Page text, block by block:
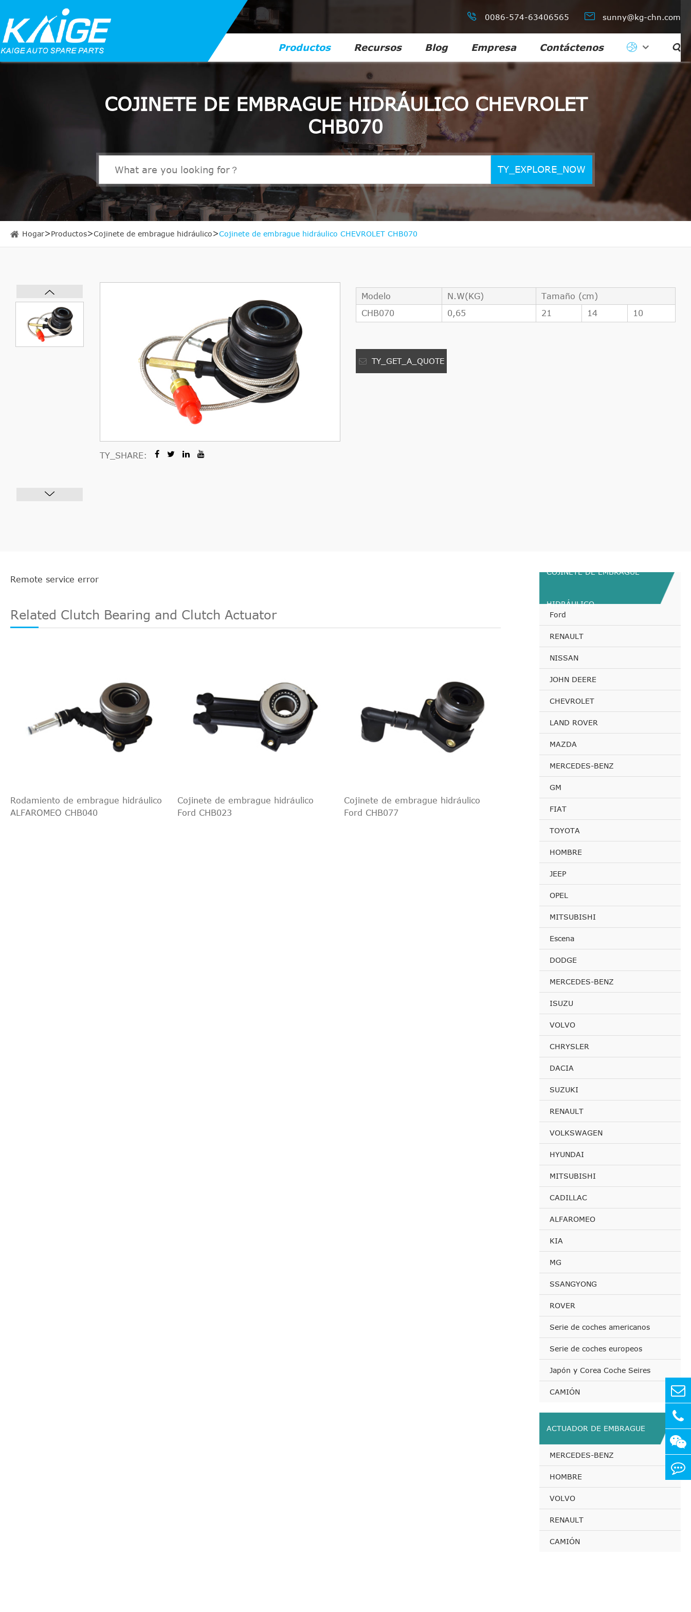
 0086-574-63406565  sunny@kg-chn.com
Productos Recursos Blog Empresa Contáctenos 
COJINETE DE EMBRAGUE HIDRÁULICO CHEVROLET
CHB070
TY_EXPLORE_NOW
Hogar Productos Cojinete de embrague hidráulico Cojinete de embrague hidráulico CHEVROLET CHB070
TY_SHARE:
Modelo N.W(KG)
Tamaño (cm)
CHB070
0,65 21 14 10
TY_GET_A_QUOTE
Remote service error
Related Clutch Bearing and Clutch Actuator
Rodamiento de embrague hidráulico
ALFAROMEO CHB040
Cojinete de embrague hidráulico
Ford CHB023
Cojinete de embrague hidráulico
Ford CHB077
COJINETE DE EMBRAGUE
HIDRÁULICO
Ford
RENAULT
NISSAN
JOHN DEERE
CHEVROLET
LAND ROVER
MAZDA
MERCEDES-BENZ
GM
FIAT
TOYOTA
HOMBRE
JEEP
OPEL
MITSUBISHI
Escena
DODGE
MERCEDES-BENZ
ISUZU
VOLVO
CHRYSLER
DACIA
SUZUKI
RENAULT
VOLKSWAGEN
HYUNDAI
MITSUBISHI
CADILLAC
ALFAROMEO
KIA
MG
SSANGYONG
ROVER
Serie de coches americanos
Serie de coches europeos
Japón y Corea Coche Seires
CAMIÓN
ACTUADOR DE EMBRAGUE
MERCEDES-BENZ
HOMBRE
VOLVO
RENAULT
CAMIÓN